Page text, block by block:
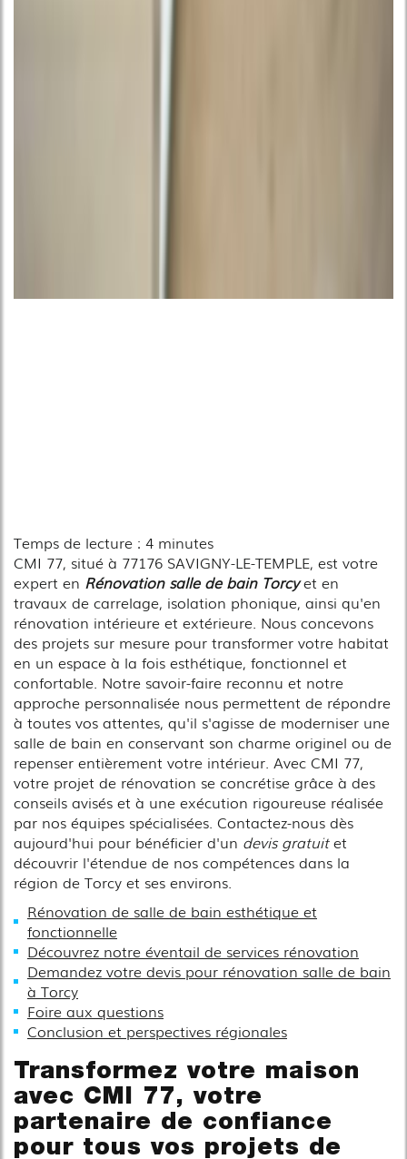
Temps de lecture : 4 minutes
CMI 77, situé à 77176 SAVIGNY-LE-TEMPLE, est votre
expert en Rénovation salle de bain Torcyet en
travaux de carrelage, isolation phonique, ainsi qu'en
rénovation intérieure et extérieure. Nous concevons
des projets sur mesure pour transformer votre habitat
en un espace à la fois esthétique, fonctionnel et
confortable. Notre savoir-faire reconnu et notre
approche personnalisée nous permettent de répondre
à toutes vos attentes, qu'il s'agisse de moderniser une
salle de bain en conservant son charme originel ou de
repenser entièrement votre intérieur. Avec CMI 77,
votre projet de rénovation se concrétise grâce à des
conseils avisés et à une exécution rigoureuse réalisée
par nos équipes spécialisées. Contactez-nous dès
aujourd'hui pour bénéficier d'un devis gratuitet
découvrir l'étendue de nos compétences dans la
région de Torcy et ses environs.
Rénovation de salle de bain esthétique et
fonctionnelle
Découvrez notre éventail de services rénovation
Demandez votre devis pour rénovation salle de bain
à Torcy
Foire aux questions
Conclusion et perspectives régionales
Transformez votre maison
avec CMI 77, votre
partenaire de confiance
pour tous vos projets de